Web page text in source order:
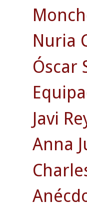
Nuria
Óscar
Javi
Anna